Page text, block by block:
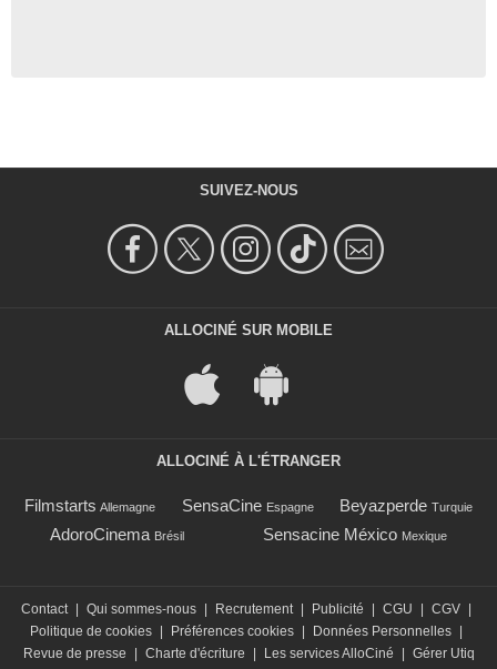
SUIVEZ-NOUS
ALLOCINÉ SUR MOBILE
ALLOCINÉ À L'ÉTRANGER
Filmstarts Allemagne SensaCine Espagne Beyazperde Turquie
AdoroCinema Brésil Sensacine México Mexique
Contact | Qui sommes-nous | Recrutement | Publicité | CGU | CGV |
Politique de cookies | Préférences cookies | Données Personnelles |
Revue de presse
| Charte d'écriture | Les services AlloCiné | Gérer Utiq